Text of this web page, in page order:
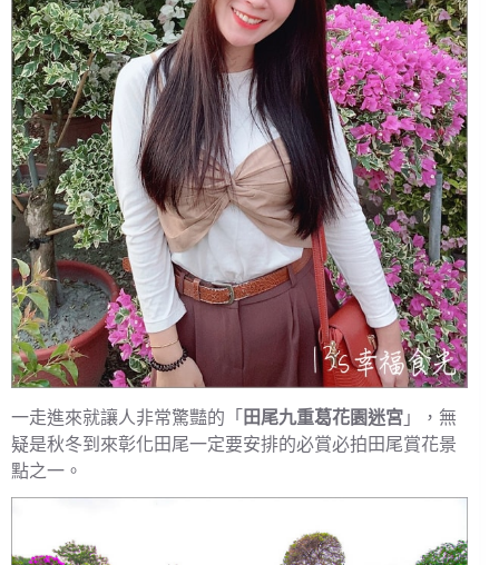
一走進來就讓人非常驚豔的「 田尾九重葛花園迷宮 」，無
疑是秋冬到來彰化田尾一定要安排的必賞必拍田尾賞花景
點之一。